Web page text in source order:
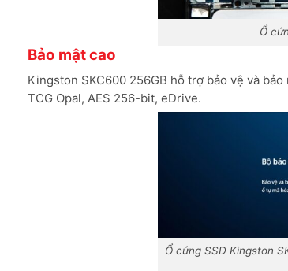
Ổ
Bảo mật cao
Kingston SKC600 256GB hỗ trợ bảo vệ và
TCG Opal, AES 256-bit, eDrive.
Ổ cứng SSD Kingston